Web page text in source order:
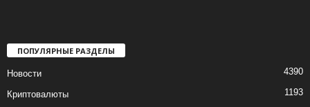
ПОПУЛЯРНЫЕ РАЗДЕЛЫ
Новости 4390
Криптовалюты 1193